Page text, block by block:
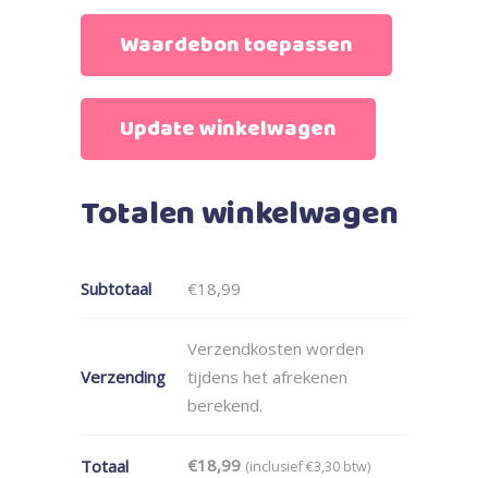
Waardebon toepassen
Update winkelwagen
Totalen winkelwagen
Subtotaal €18,99
Verzending
Verzendkosten worden
tijdens het afrekenen
berekend.
Totaal €18,99 (inclusief€3,30 btw)